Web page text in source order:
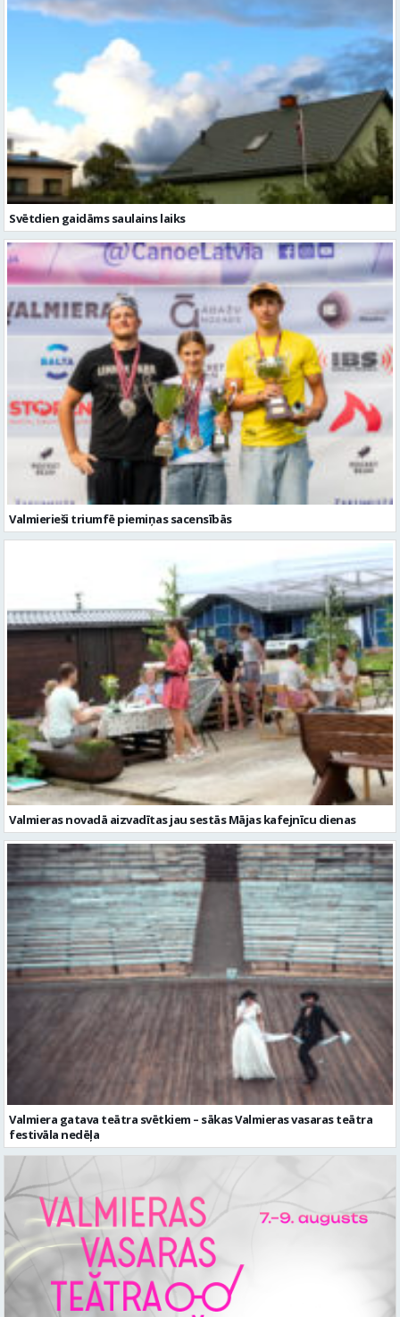
Svētdien gaidāms saulains laiks
Valmierieši triumfē piemiņas sacensībās
Valmieras novadā aizvadītas jau sestās Mājas kafejnīcu dienas
Valmiera gatava teātra svētkiem – sākas Valmieras vasaras teātra
festivāla nedēļa